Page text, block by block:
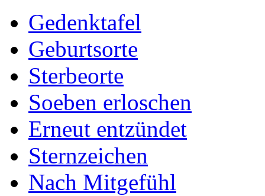
Gedenktafel
Geburtsorte
Sterbeorte
Soeben erloschen
Erneut entzündet
Sternzeichen
Nach Mitgefühl